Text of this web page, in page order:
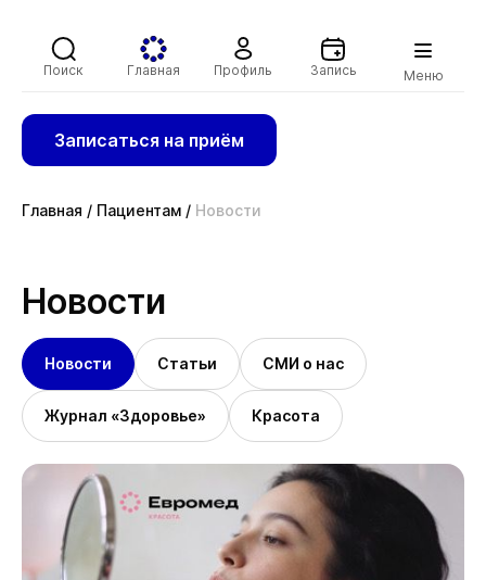
Поиск Главная Профиль Запись Меню
Записаться на приём
Главная / Пациентам / Новости
Новости
Новости Статьи СМИ о нас
Журнал «Здоровье» Красота